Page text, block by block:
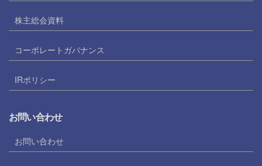
株主総会資料
コーポレートガバナンス
IRポリシー
お問い合わせ
お問い合わせ